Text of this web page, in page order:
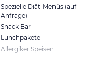
Spezielle Diät-Menüs (auf
Anfrage)
Snack Bar
Lunchpakete
Allergiker Speisen